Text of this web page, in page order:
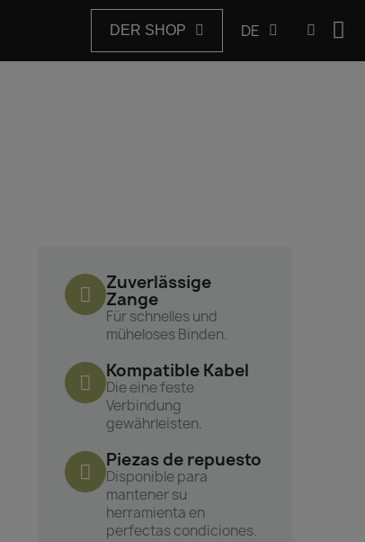
DER SHOP DE
Zuverlässige
Zange
Für schnelles und
müheloses Binden.
Kompatible Kabel
Die eine feste
Verbindung
gewährleisten.
Piezas de repuesto
Disponible para
mantener su
herramienta en
perfectas condiciones.